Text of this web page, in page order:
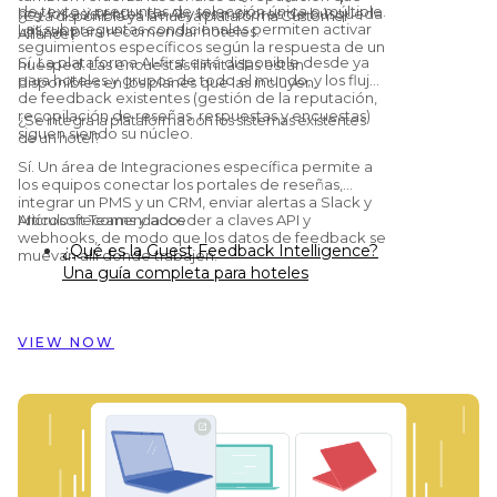
hoy los asistentes de AI y los motores de búsqueda
utilizan para recomendar hoteles.
de texto y preguntas de selección única o múltiple.
Las subpreguntas condicionales permiten activar
seguimientos específicos según la respuesta de un
huésped. Las encuestas ilimitadas están
disponibles en los planes que las incluyen.
¿Está disponible ya la nueva plataforma Customer
Alliance?
Sí. La plataforma AI-first está disponible desde ya
para hoteles y grupos de todo el mundo, y los flujos
de feedback existentes (gestión de la reputación,
recopilación de reseñas, respuestas y encuestas)
siguen siendo su núcleo.
¿Se integra la plataforma con los sistemas existentes
de un hotel?
Sí. Un área de Integraciones específica permite a
los equipos conectar los portales de reseñas,
integrar un PMS y un CRM, enviar alertas a Slack y
Microsoft Teams y acceder a claves API y
webhooks, de modo que los datos de feedback se
muevan allí donde trabajen.
Artículos recomendados
¿Qué es la Guest Feedback Intelligence?
Una guía completa para hoteles
reforma de 324 habitaciones
feedback de los huéspedes en casi 60
hoteles
VIEW NOW